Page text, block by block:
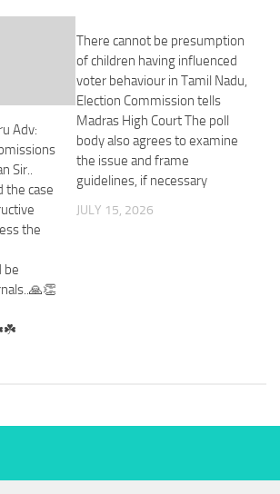
Adv:
Sir..
the case
the
be
There cannot be presumption
of children having influenced
voter behaviour in Tamil Nadu,
Election Commission tells
Madras High Court The poll
body also agrees to examine
the issue and frame
guidelines, if necessary
JULY 15, 2026